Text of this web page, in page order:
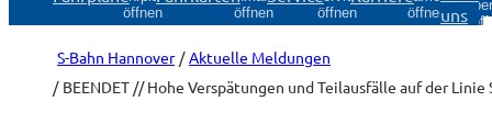
öffnen
öffnen
öffnen
öffnenuns
S-Bahn Hannover
Aktuelle Meldungen
BEENDET // Hohe Verspätungen und Teilausfälle auf der